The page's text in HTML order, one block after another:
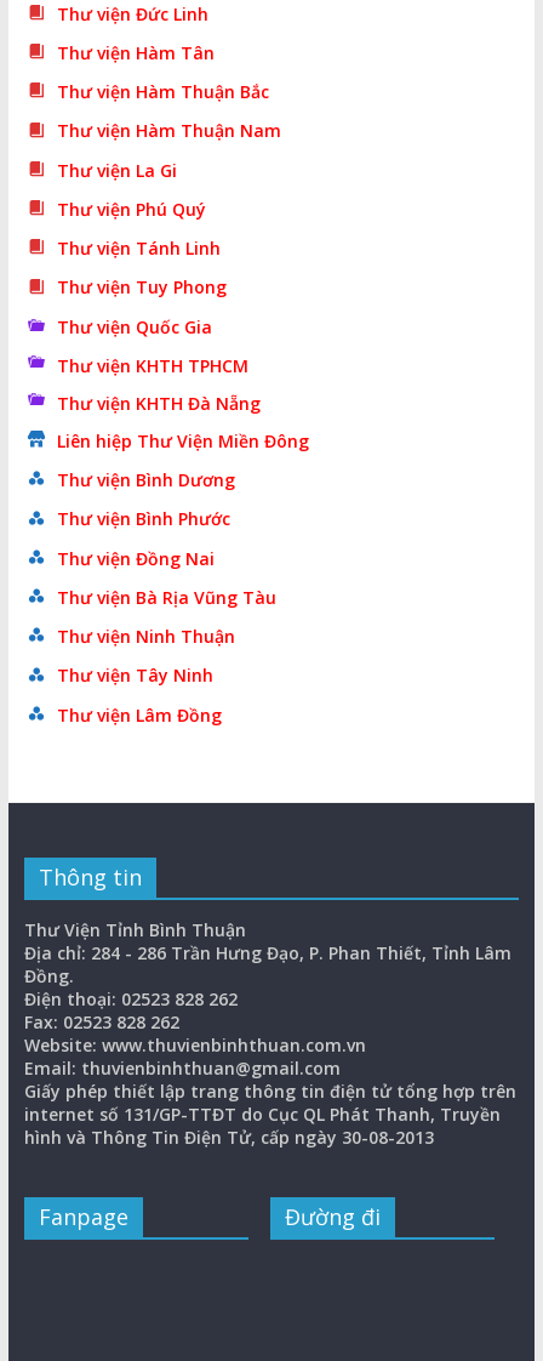
Thư viện Đức Linh
Thư viện Hàm Tân
Thư viện Hàm Thuận Bắc
Thư viện Hàm Thuận Nam
Thư viện La Gi
Thư viện Phú Quý
Thư viện Tánh Linh
Thư viện Tuy Phong
Thư viện Quốc Gia
Thư viện KHTH TPHCM
Thư viện KHTH Đà Nẵng
Liên hiệp Thư Viện Miền Đông
Thư viện Bình Dương
Thư viện Bình Phước
Thư viện Đồng Nai
Thư viện Bà Rịa Vũng Tàu
Thư viện Ninh Thuận
Thư viện Tây Ninh
Thư viện Lâm Đồng
Thông tin
Thư Viện Tỉnh Bình Thuận
Địa chỉ: 284 - 286 Trần Hưng Đạo, P. Phan Thiết, Tỉnh Lâm
Đồng.
Điện thoại: 02523 828 262
Fax: 02523 828 262
Website: www.thuvienbinhthuan.com.vn
Email: thuvienbinhthuan@gmail.com
Giấy phép thiết lập trang thông tin điện tử tổng hợp trên
internet số 131/GP-TTĐT do Cục QL Phát Thanh, Truyền
hình và Thông Tin Điện Tử, cấp ngày 30-08-2013
Fanpage Đường đi